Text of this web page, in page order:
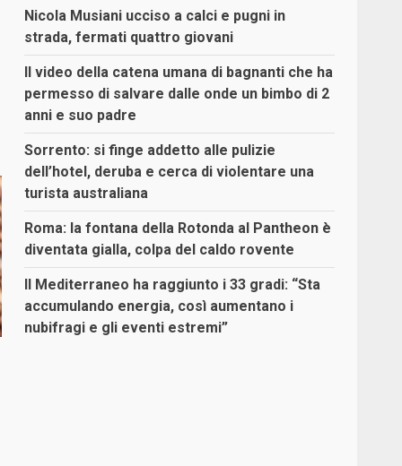
Nicola Musiani ucciso a calci e pugni in
strada, fermati quattro giovani
Il video della catena umana di bagnanti che ha
permesso di salvare dalle onde un bimbo di 2
anni e suo padre
Sorrento: si finge addetto alle pulizie
dell’hotel, deruba e cerca di violentare una
turista australiana
Roma: la fontana della Rotonda al Pantheon è
diventata gialla, colpa del caldo rovente
Il Mediterraneo ha raggiunto i 33 gradi: “Sta
accumulando energia, così aumentano i
nubifragi e gli eventi estremi”